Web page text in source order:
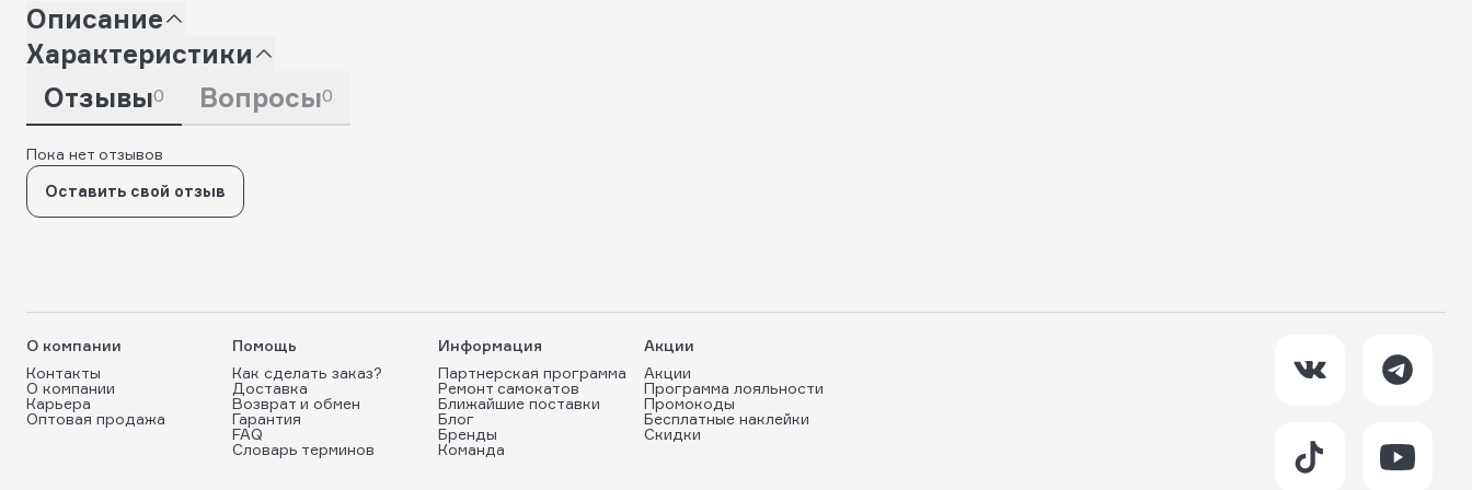
Описание
Характеристики
Отзывы0 Вопросы0
Пока нет отзывов
Оставить свой отзыв
О компании
Контакты
О компании
Карьера
Оптовая продажа
Помощь
Как сделать заказ?
Доставка
Возврат и обмен
Гарантия
FAQ
Словарь терминов
Информация
Партнерская программа
Ремонт самокатов
Ближайшие поставки
Блог
Бренды
Команда
Акции
Акции
Программа лояльности
Промокоды
Бесплатные наклейки
Скидки